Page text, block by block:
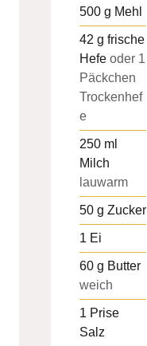
500 g Mehl
42 g frische
Hefe oder 1
Päckchen
Trockenhef
e
250 ml
Milch
lauwarm
50 g Zucker
1 Ei
60 g Butter
weich
1 Prise
Salz